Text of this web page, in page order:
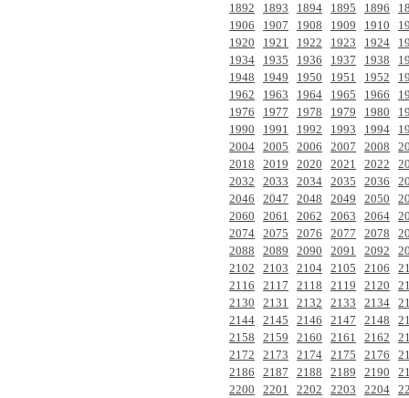
1892
1893 1894 1895 1896
1906
1907 1908 1909 1910
1920
1921 1922 1923 1924
1934
1935 1936 1937 1938
1948
1949 1950 1951 1952
1962
1963 1964 1965 1966
1976
1977 1978 1979 1980
1990
1991 1992 1993 1994
2004 2005 2006 2007 2008
2018
2019 2020 2021 2022
2032
2033 2034 2035 2036
2046
2047 2048 2049 2050
2060
2061 2062 2063 2064
2074 2075 2076 2077 2078
2088
2089 2090 2091 2092
2102
2103 2104 2105 2106
2116
2117 2118 2119 2120
2130
2131 2132 2133 2134
2144 2145 2146 2147 2148
2158
2159 2160 2161 2162
2172
2173 2174 2175 2176
2186
2187 2188 2189 2190
2200
2201 2202 2203 2204